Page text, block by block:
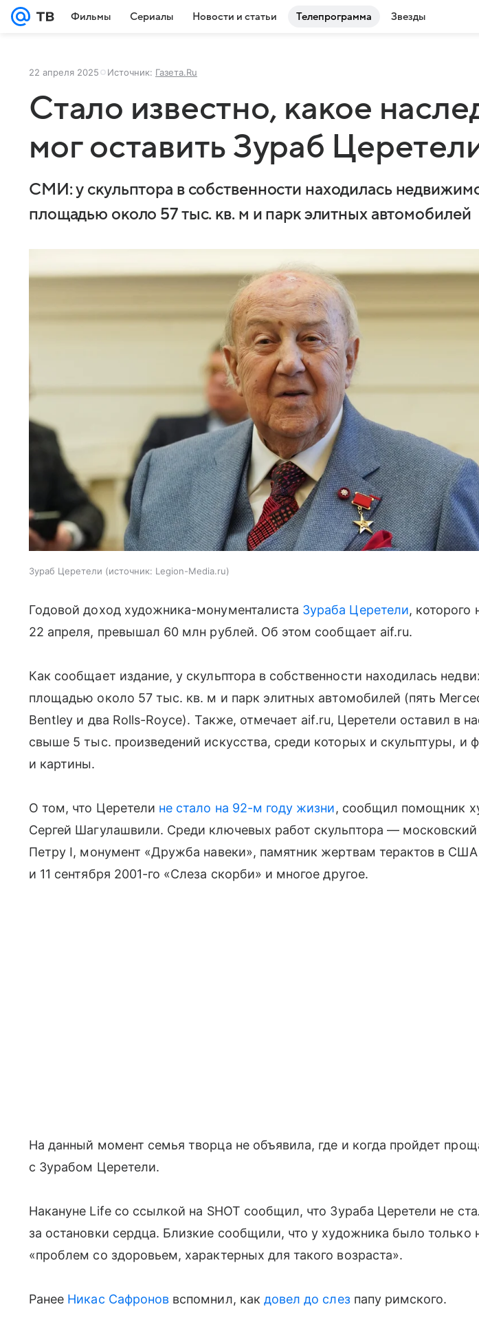
Фильмы Сериалы Новости и статьи Телепрограмма Звезды
22 апреля 2025 Источник: Газета.Ru
Стало известно, какое
мог оставить Зураб
СМИ: у скульптора в собственности находилась
площадью около 57 тыс. кв. м и парк элитных автомобилей
Зураб Церетели источник: Legion-Media.ru
Годовой доход художника-монументалиста Зураба Церетели, которого
22 апреля, превышал 60 млн рублей. Об этом сообщает aif.ru.
Как сообщает издание, у скульптора в собственности находилась
площадью около 57 тыс. кв. м и парк элитных автомобилей (пять
Bentley и два Rolls-Royce). Также, отмечает aif.ru, Церетели оставил в
свыше 5 тыс. произведений искусства, среди которых и скульптуры, и
и картины.
О том, что Церетели не стало на 92-м году жизни, сообщил помощник
Сергей Шагулашвили. Среди ключевых работ скульптора — московский
Петру I, монумент «Дружба навеки», памятник жертвам терактов в США
и 11 сентября 2001-го «Слеза скорби» и многое другое.
На данный момент семья творца не объявила, где и когда пройдет
с Зурабом Церетели.
Накануне Life со ссылкой на SHOT сообщил, что Зураба Церетели не
за остановки сердца. Близкие сообщили, что у художника было только
«проблем со здоровьем, характерных для такого возраста».
Ранее Никас Сафронов вспомнил, как довел до слез папу римского.